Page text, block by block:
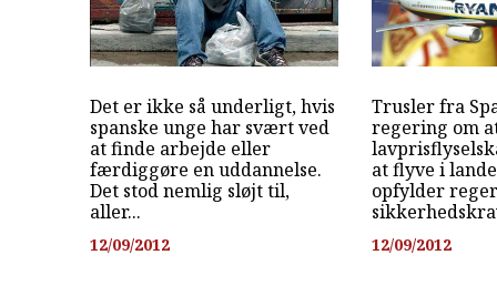
Det er ikke så underligt, hvis
spanske unge har svært ved
at finde arbejde eller
færdiggøre en uddannelse.
Det stod nemlig sløjt til,
aller...
12/09/2012
Trusler fra
regering om
at flyve i
opfylder
12/09/2012